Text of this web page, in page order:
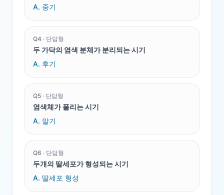
A. 중기
Q4 · 단답형
두 가닥의 염색 분체가 분리되는 시기
A. 후기
Q5 · 단답형
염색체가 풀리는 시기
A. 말기
Q6 · 단답형
두개의 딸세포가 형성되는 시기
A. 딸세포 형성